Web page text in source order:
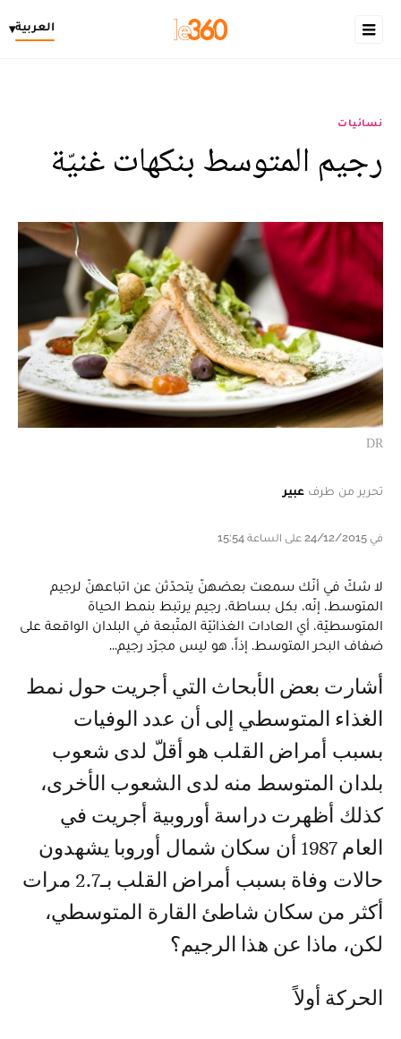
العربية▾
نسائيات
رجيم المتوسط بنكهات غنيّة
DR
تحرير من طرف عبير
في 24/12/2015 على الساعة 15:54
لا شكّ في أنّك سمعت بعضهنّ يتحدّثن عن اتباعهنّ لرجيم
المتوسط، إنّه، بكل بساطة، رجيم يرتبط بنمط الحياة
المتوسطيّة، أي العادات الغذائيّة المتّبعة في البلدان الواقعة على
ضفاف البحر المتوسط. إذاً، هو ليس مجرّد رجيم...
الغذاء المتوسطي إلى أن عدد الوفيات
بسبب أمراض القلب هو أقلّ لدى شعوب
بلدان المتوسط منه لدى الشعوب الأخرى،
كذلك أظهرت دراسة أوروبية أجريت في
العام 1987 أن سكان شمال أوروبا يشهدون
حالات وفاة بسبب أمراض القلب بـ2.7 مرات
أكثر من سكان شاطئ القارة المتوسطي،
لكن، ماذا عن هذا الرجيم؟
الحركة أولاً